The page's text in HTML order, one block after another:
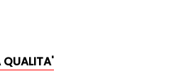
QUALITA'